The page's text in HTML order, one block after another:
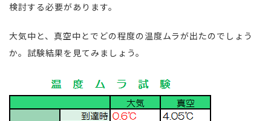
検討する必要があります。
大気中と、真空中とでどの程度の温度ムラが出たのでしょう
か。試験結果を見てみましょう。